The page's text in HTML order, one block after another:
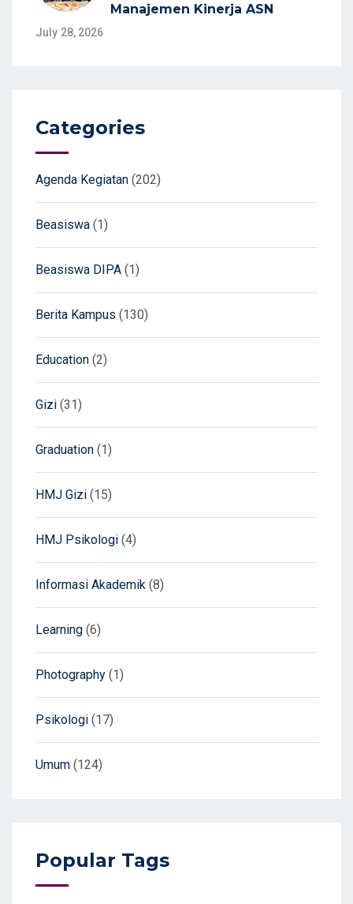
Manajemen Kinerja ASN
July 28, 2026
Categories
Agenda Kegiatan (202)
Beasiswa (1)
Beasiswa DIPA (1)
Berita Kampus (130)
Education (2)
Gizi (31)
Graduation (1)
HMJ Gizi (15)
HMJ Psikologi (4)
Informasi Akademik (8)
Learning (6)
Photography (1)
Psikologi (17)
Umum (124)
Popular Tags